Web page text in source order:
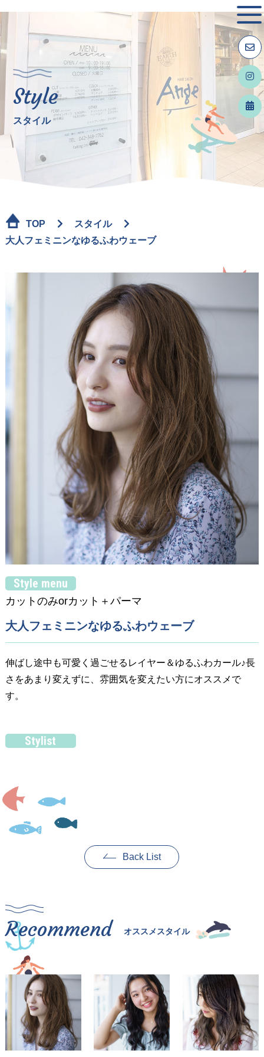
Style
スタイル
TOP
スタイル
大人フェミニンなゆるふわウェーブ
Style menu
カットのみorカット＋パーマ
大人フェミニンなゆるふわウェーブ
伸ばし途中も可愛く過ごせるレイヤー＆ゆるふわカール♪長
さをあまり変えずに、雰囲気を変えたい方にオススメで
す。
Stylist
Back List
Recommend オススメスタイル